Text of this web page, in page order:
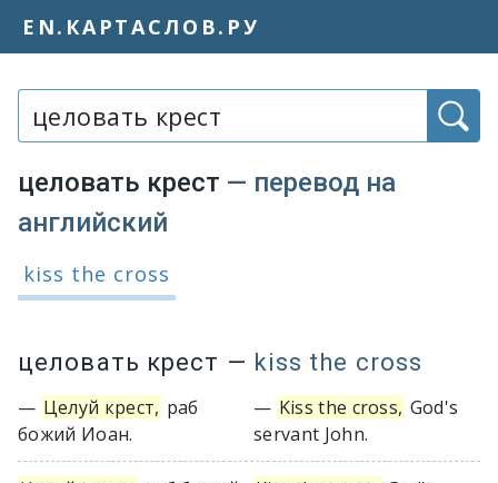
EN.КАРТАСЛОВ.РУ
целовать крест — перевод на
английский
Варианты перевода
kiss the cross
целовать крест — kiss the cross
— Целуй крест, раб
божий Иоан.
— Kiss the cross, God's
servant John.